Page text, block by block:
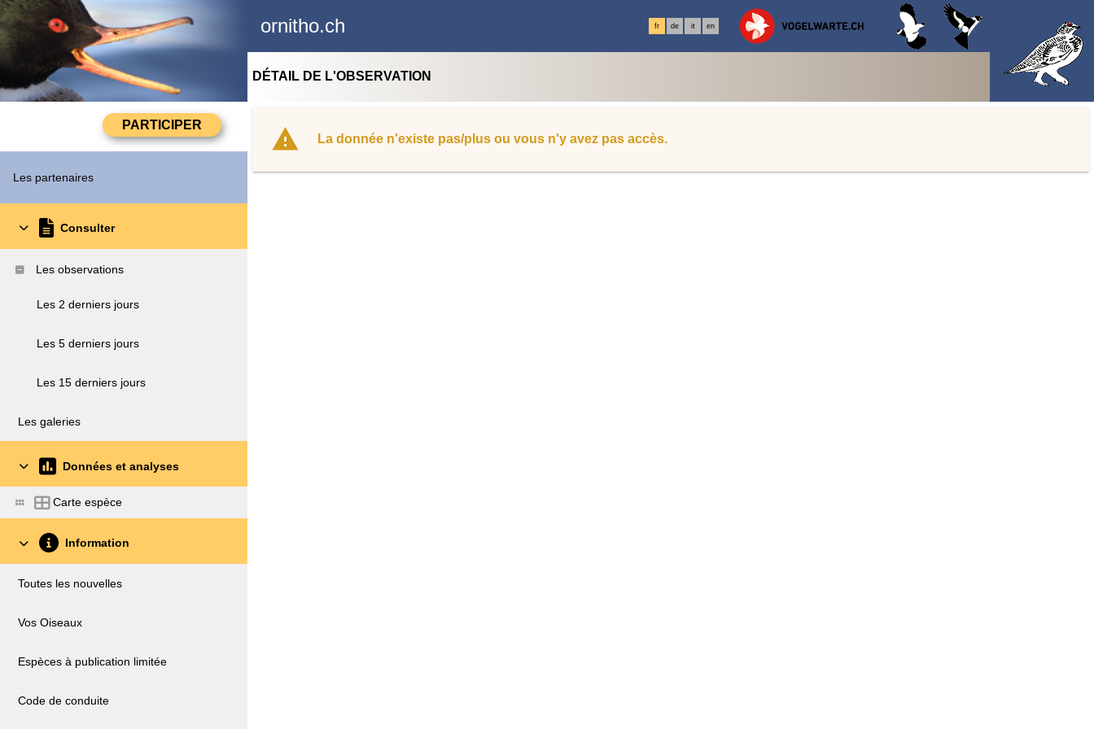
ornitho.ch fr de it en
Les partenaires
Consulter
Les observations
Les 2 derniers jours
Les 5 derniers jours
Les 15 derniers jours
Les galeries
Données et analyses
Carte espèce
Information
Toutes les nouvelles
Vos Oiseaux
Espèces à publication limitée
Code de conduite
DÉTAIL DE L'OBSERVATION
La donnée n'existe pas/plus ou vous n'y avez pas accès.